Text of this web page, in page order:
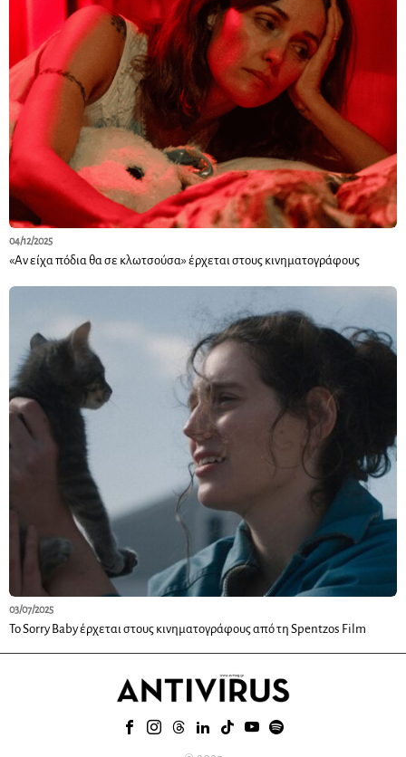
04/12/2025
«Αν είχα πόδια θα σε κλωτσούσα» έρχεται στους κινηματογράφους
03/07/2025
To Sorry Baby έρχεται στους κινηματογράφους από τη Spentzos Film